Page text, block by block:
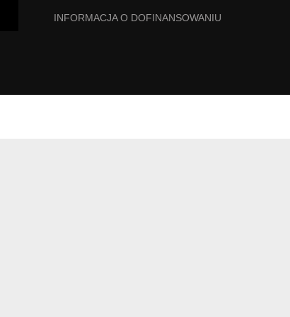
INFORMACJA O DOFINANSOWANIU